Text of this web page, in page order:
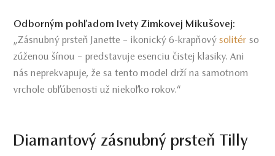
Odborným pohľadom Ivety Zimkovej Mikušovej:
„Zásnubný prsteň Janette – ikonický 6-krapňovýsolitér so
zúženou šínou – predstavuje esenciu čistej klasiky. Ani
nás neprekvapuje, že sa tento model drží na samotnom
vrchole obľúbenosti už niekoľko rokov.“
Diamantový zásnubný prsteň Tilly